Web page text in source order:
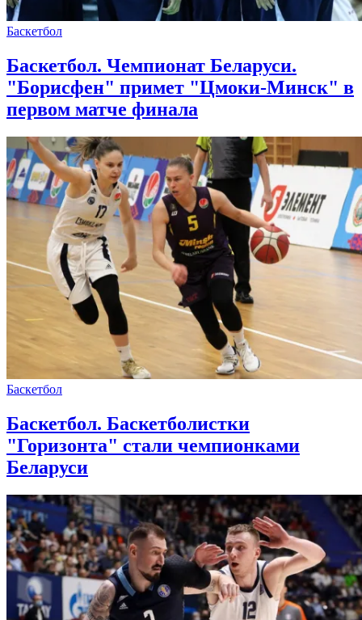
Баскетбол
Баскетбол. Чемпионат Беларуси.
"Борисфен" примет "Цмоки-Минск" в
первом матче финала
Баскетбол
Баскетбол. Баскетболистки
"Горизонта" стали чемпионками
Беларуси